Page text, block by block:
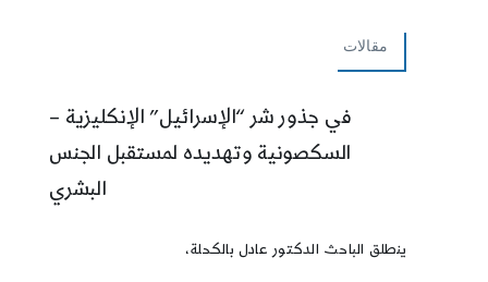
مقالات
في جذور شر “الإسرائيل” الإنكليزية –
السكصونية وتهديده لمستقبل الجنس
البشري
ينطلق الباحث الدكتور عادل بالكحلة،